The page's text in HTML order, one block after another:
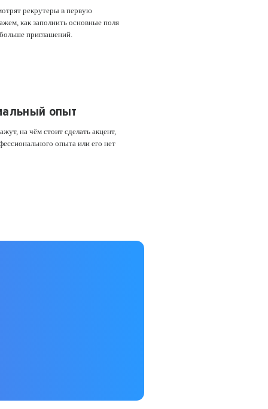
рекрутеры в первую
как заполнить основные поля
приглашений.
опыт
на чём стоит сделать акцент,
опыта или его нет